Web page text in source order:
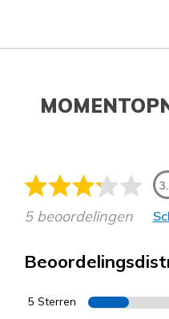
5 beoordelingen
5 Sterren